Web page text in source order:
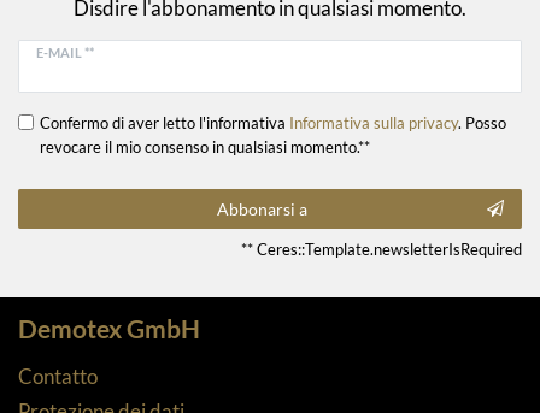
Disdire l'abbonamento in qualsiasi momento.
E-MAIL **
Confermo di aver letto l'informativa Informativa sulla privacy. Posso
revocare il mio consenso in qualsiasi momento.**
Abbonarsi a
** Ceres::Template.newsletterIsRequired
Demotex GmbH
Contatto